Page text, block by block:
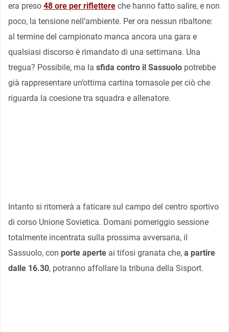
era preso 48 ore per riflettere che hanno fatto salire, e non
poco, la tensione nell’ambiente. Per ora nessun ribaltone:
al termine del campionato manca ancora una gara e
qualsiasi discorso è rimandato di una settimana. Una
tregua? Possibile, ma la sfida contro il Sassuolo potrebbe
già rappresentare un’ottima cartina tornasole per ciò che
riguarda la coesione tra squadra e allenatore.
Intanto si ritornerà a faticare sul campo del centro sportivo
di corso Unione Sovietica. Domani pomeriggio sessione
totalmente incentrata sulla prossima avversaria, il
Sassuolo, con porte aperte ai tifosi granata che, a partire
dalle 16.30, potranno affollare la tribuna della Sisport.